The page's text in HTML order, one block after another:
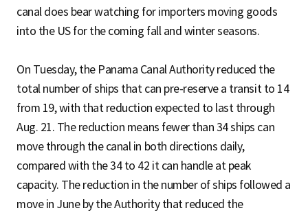
canal does bear watching for importers moving goods
into the US for the coming fall and winter seasons.
On Tuesday, the Panama Canal Authority reduced the
total number of ships that can pre-reserve a transit to 14
from 19, with that reduction expected to last through
Aug. 21. The reduction means fewer than 34 ships can
move through the canal in both directions daily,
compared with the 34 to 42 it can handle at peak
capacity. The reduction in the number of ships followed a
move in June by the Authority that reduced the